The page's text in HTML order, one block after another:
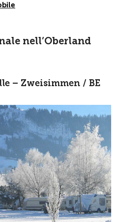
nell’Oberland
– Zweisimmen / BE